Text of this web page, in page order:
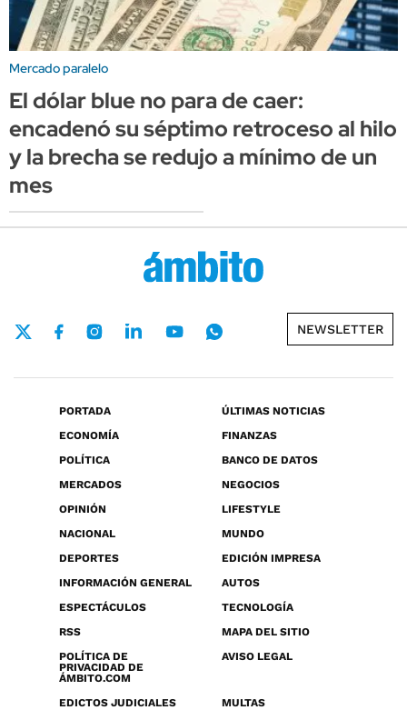
Mercado paralelo
El dólar blue no para de caer:
encadenó su séptimo retroceso al hilo
y la brecha se redujo a mínimo de un
mes
NEWSLETTER
PORTADA
ÚLTIMAS NOTICIAS
ECONOMÍA
FINANZAS
POLÍTICA
BANCO DE DATOS
MERCADOS
NEGOCIOS
OPINIÓN
LIFESTYLE
NACIONAL
MUNDO
DEPORTES
EDICIÓN IMPRESA
INFORMACIÓN GENERAL
AUTOS
ESPECTÁCULOS
TECNOLOGÍA
RSS
MAPA DEL SITIO
POLÍTICA DE
PRIVACIDAD DE
ÁMBITO.COM
AVISO LEGAL
EDICTOS JUDICIALES
MULTAS